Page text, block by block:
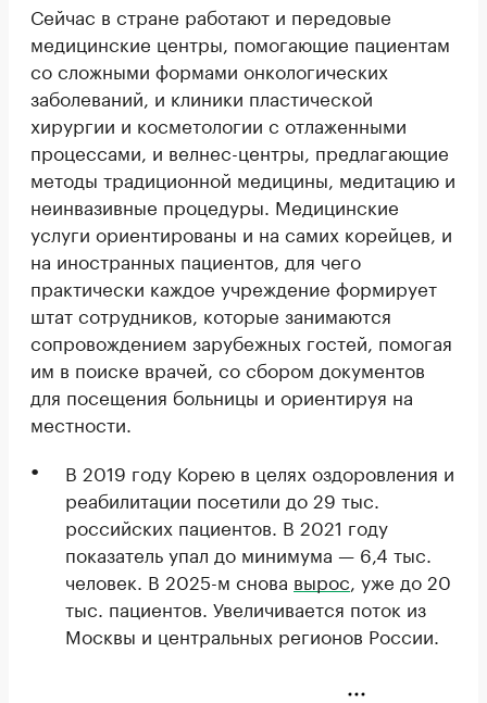
Сейчас в стране работают и передовые
медицинские центры, помогающие пациентам
со сложными формами онкологических
заболеваний, и клиники пластической
хирургии и косметологии с отлаженными
процессами, и велнес-центры, предлагающие
методы традиционной медицины, медитацию и
неинвазивные процедуры. Медицинские
услуги ориентированы и на самих корейцев, и
на иностранных пациентов, для чего
практически каждое учреждение формирует
штат сотрудников, которые занимаются
сопровождением зарубежных гостей, помогая
им в поиске врачей, со сбором документов
для посещения больницы и ориентируя на
местности.
В 2019 году Корею в целях оздоровления и
реабилитации посетили до 29 тыс.
российских пациентов. В 2021 году
показатель упал до минимума — 6,4 тыс.
человек. В 2025-м снова вырос, уже до 20
тыс. пациентов. Увеличивается поток из
Москвы и центральных регионов России.